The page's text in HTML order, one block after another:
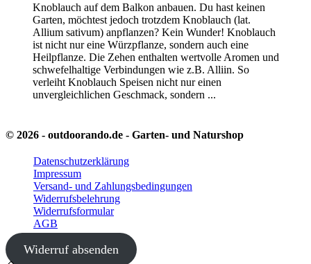
Knoblauch auf dem Balkon anbauen. Du hast keinen
Garten, möchtest jedoch trotzdem Knoblauch (lat.
Allium sativum) anpflanzen? Kein Wunder! Knoblauch
ist nicht nur eine Würzpflanze, sondern auch eine
Heilpflanze. Die Zehen enthalten wertvolle Aromen und
schwefelhaltige Verbindungen wie z.B. Alliin. So
verleiht Knoblauch Speisen nicht nur einen
unvergleichlichen Geschmack, sondern ...
© 2026 - outdoorando.de - Garten- und Naturshop
Datenschutzerklärung
Impressum
Versand- und Zahlungsbedingungen
Widerrufsbelehrung
Widerrufsformular
AGB
Widerruf absenden